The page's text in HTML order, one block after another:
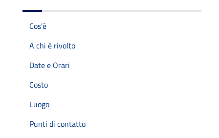
Cos'è
A chi è rivolto
Date e Orari
Costo
Luogo
Punti di contatto